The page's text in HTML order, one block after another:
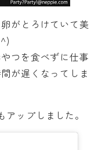
がとろけていて美
つを食べずに仕事
が遅くなってしま
ップしました。